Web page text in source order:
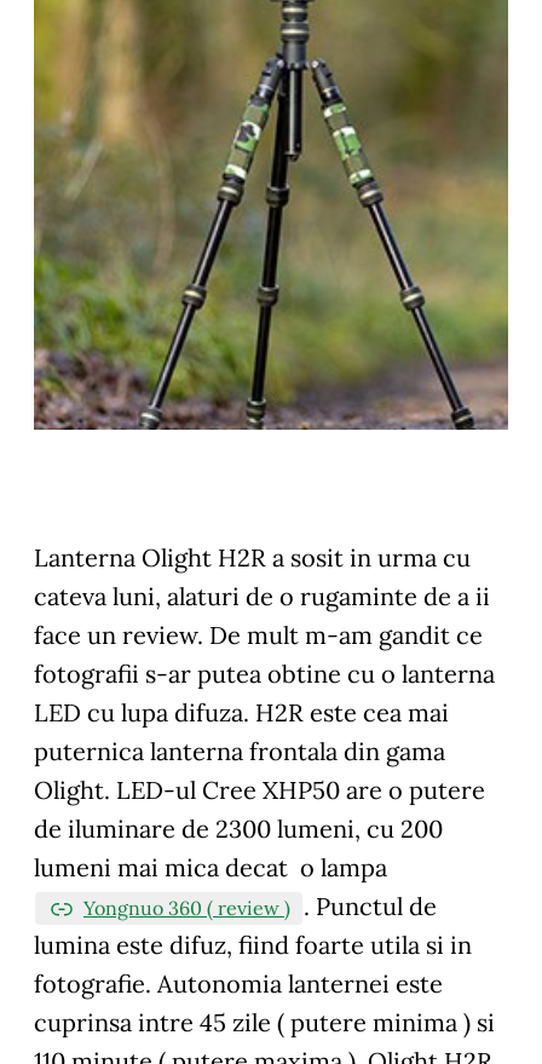
Lanterna Olight H2R a sosit in urma cu
cateva luni, alaturi de o rugaminte de a ii
face un review. De mult m-am gandit ce
fotografii s-ar putea obtine cu o lanterna
LED cu lupa difuza. H2R este cea mai
puternica lanterna frontala din gama
Olight. LED-ul Cree XHP50 are o putere
de iluminare de 2300 lumeni, cu 200
lumeni mai mica decat o lampa
Yongnuo 360 ( review ) . Punctul de
lumina este difuz, fiind foarte utila si in
fotografie. Autonomia lanternei este
cuprinsa intre 45 zile ( putere minima ) si